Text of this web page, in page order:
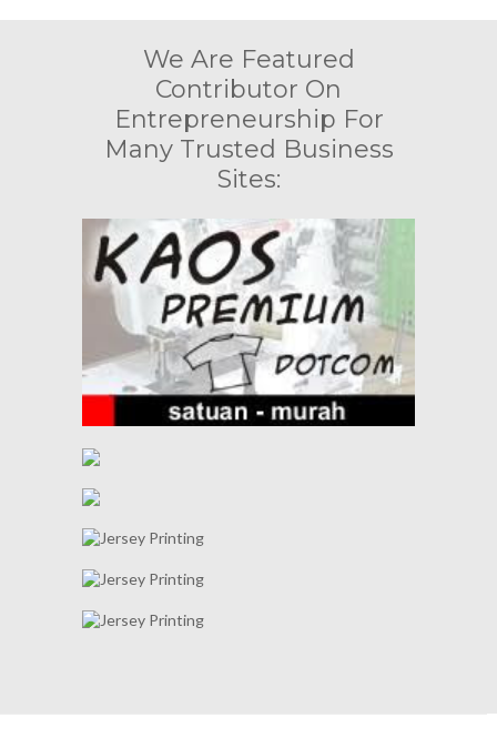
We Are Featured
Contributor On
Entrepreneurship For
Many Trusted Business
Sites: